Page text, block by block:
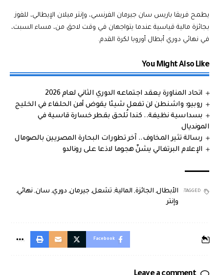
يطمح فريقا باريس سان جيرمان الفرنسي، وإنتر ميلان الإيطالي، للفوز
بجائزة مالية قياسية عندما يتواجهان في وقت لاحق من، مساء السبت،
في نهائي دوري أبطال أوروبا لكرة القدم.
You Might Also Like
اتحاد المناورة يعقد اجتماعه الدوري الثاني لعام 2026
روبيو: واشنطن لن تفعل شيئا يقوض أمن الحلفاء في الخليج
بسداسية نظيفة.. كندا تُلحق بقطر خسارة قاسية في
المونديال
رسالة تثير المخاوف.. آخر تطورات البحارة المصريين بالصومال
الإعلام البرتغالي يشنّ هجوما لاذعا على رونالدو
TAGGED: الأبطال, الجائزة, المالية, تشعل,جيرمان, دوري, سان, نهائي,
وإنتر
Facebook